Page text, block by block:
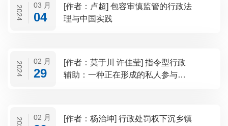
2024 03 月
04
[作者：卢超] 包容审慎监管的行政法
理与中国实践
2024 02 月
29
[作者：莫于川 许佳莹] 指令型行政
辅助：一种正在形成的私人参与行
02 月
[作者：杨治坤] 行政处罚权下沉乡镇